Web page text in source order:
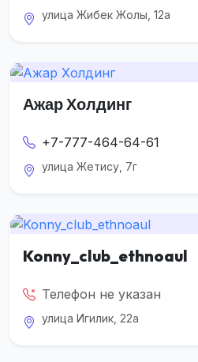
улица Жибек Жолы, 12а
Ажар Холдинг
+7-777-464-64-61
улица Жетису, 7г
Konny_club_ethnoaul
Телефон не указан
улица Игилик, 22а